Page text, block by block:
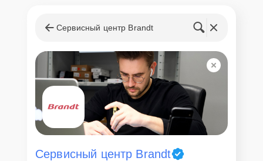
Сервисный центр Brandt
Сервисный центр Brandt